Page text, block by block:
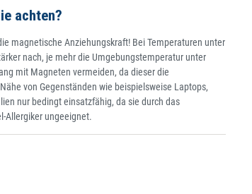
achten?
magnetische Anziehungskraft! Bei Temperaturen unter
nach, je mehr die Umgebungstemperatur unter
mit Magneten vermeiden, da dieser die
von Gegenständen wie beispielsweise Laptops,
nur bedingt einsatzfähig, da sie durch das
Allergiker ungeeignet.